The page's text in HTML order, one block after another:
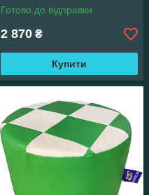
Готово до відправки
2 870 ₴
Купити